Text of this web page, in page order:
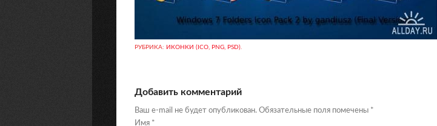
РУБРИКА: ИКОНКИ (ICO, PNG, PSD).
Добавить комментарий
Ваш e-mail не будет опубликован. Обязательные поля помечены *
Имя *